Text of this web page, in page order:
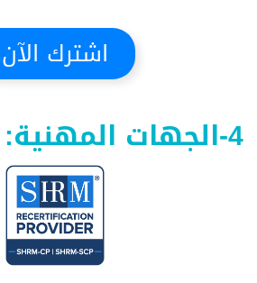
اشترك الآن
4-الجهات المهنية: